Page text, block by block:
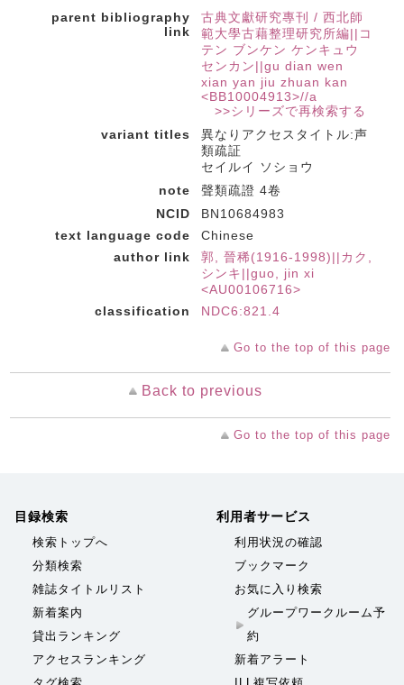
parent bibliography
link
古典文獻研究專刊 / 西北師
範大學古藉整理研究所編||コ
テン ブンケン ケンキュウ
センカン||gu dian wen
xian yan jiu zhuan kan
<BB10004913>//a
>>シリーズで再検索する
variant titles
異なりアクセスタイトル:声
類疏証
セイルイ ソショウ
note
聲類疏證 4卷
NCID
BN10684983
text language code
Chinese
author link
郭, 晉稀(1916-1998)||カク,
シンキ||guo, jin xi
<AU00106716>
classification
NDC6:821.4
Go to the top of this page
Back to previous
Go to the top of this page
目録検索
検索トップへ
分類検索
雑誌タイトルリスト
新着案内
貸出ランキング
アクセスランキング
利用者サービス
利用状況の確認
ブックマーク
お気に入り検索
グループワークルーム予
約
新着アラート